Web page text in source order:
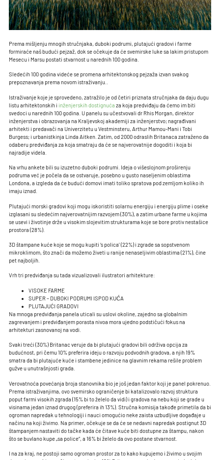
Prema mišljenju mnogih stručnjaka, duboki podrumi, plutajući gradovi i farme
formiraće naš budući pejzaž, dok se očekuje da će svemirske luke sa lakim pristupom
Mesecu i Marsu postati stvarnost u narednih 100 godina.
Sledećih 100 godina videće se promena arhitektonskog pejzaža izvan svakog
prepoznavanja prema novom istraživanju..
Istraživanje koje je sprovedeno, zatražilo je od četiri priznata stručnjaka da daju dugu
listu arhitektonskih i inženjerskih dostignuća za koja predviđaju da ćemo im biti
svedoci u narednih 100 godina. U panelu su učestvovali dr Rhis Morgan, direktor
inženjerstva i obrazovanja na Kraljevskoj akademiji za inženjerstvo; nagrađivani
arhitekti i predavači na Univerzitetu u Vestminsteru, Arthur Mamou-Mani i Tobi
Burgess; i urbanistkinja Linda Aitken. Zatim, od 2000 odraslih Britanaca zatraženo da
odaberu predviđanja za koja smatraju da će se najverovatnije dogoditi i koja bi
najradije videla.
Na vrhu ankete bili su izuzetno duboki podrumi. Ideja o višeslojnom proširenju
podruma već je počela da se ostvaruje, posebno u gusto naseljenim oblastima
Londona, a izgleda da će budući domovi imati toliko spratova pod zemljom koliko ih
imaju iznad.
Plutajući morski gradovi koji mogu iskoristiti solarnu energiju i energiju plime i oseke
izglasani su sledećim najverovatnijim razvojem (30%), a zatim urbane farme u kojima
se usevi i životinje drže u visokim slojevitim strukturama koje se bore protiv nestašice
prostora (28%).
3D štampane kuće koje se mogu kupiti ‘s polica’ (22%) i zgrade sa sopstvenom
mikroklimom, što znači da možemo živeti u ranije nenaseljivim oblastima (21%), čine
pet najboljih.
Vrh tri predviđanja su tada vizualizovali ilustratori arhitekture:
VISOKE FARME
SUPER – DUBOKI PODRUMI ISPOD KUĆA
PLUTAJUĆI GRADOVI
Na mnoga predviđanja panela uticali su uslovi okoline, zajedno sa globalnim
zagrevanjem i predviđanjem porasta nivoa mora ujedno podstičući fokus na
arhitekturi zasnovanoj na vodi.
Svaki treći (30%) Britanac veruje da bi plutajući gradovi bili održiva opcija za
budućnost, pri čemu 10% preferira ideju o razvoju podvodnih gradova, a njih 19%
smatra da bi plutajuće kuće i stambene jedinice na glavnim rekama rešile problem
gužve u unutrašnjosti grada.
Verovatnoća povećanja broja stanovnika bio je još jedan faktor koji je panel pokrenuo.
Prema istraživanjima, ovo svemirsko ograničenje bi katalizovalo razvoj struktura
poput farmi visokih zgrada (15% bi to želelo da vidi) i gradova na nebu koji se grade u
visinama jedan iznad drugog (preferira ih 13%). Stručna komisija takođe primetila da bi
ogroman napredak u tehnologiji i nauci omogućio neke zaista uzbudljive događaje u
načinu na koji živimo. Na primer, očekuje se da će se nedavni napredak postignut 3D
štampanjem nastaviti do tačke kada će čitave kuće biti dostupne za štampu, nakon
što se buvlano kupe „sa police“, a 16% bi želelo da ovo postane stvarnost.
I na za kraj, ne postoji samo ogroman prostor za to kako kupujemo i živimo u svojim